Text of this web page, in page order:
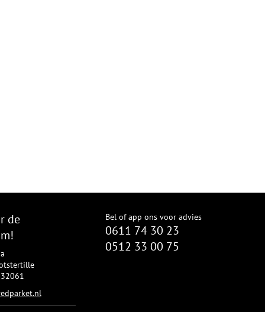
de
Bel of app ons voor advies
0611 74 30 23
0512 33 00 75